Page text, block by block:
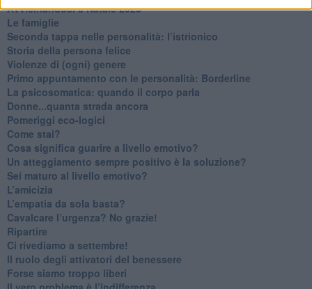
​Avvicinandoci a Natale 2023
Le famiglie
Seconda tappa nelle personalità: l’istrionico
​Storia della persona felice
Violenze di (ogni) genere
​Primo appuntamento con le personalità: Borderline
La psicosomatica: quando il corpo parla
Donne...quanta strada ancora
​Pomeriggi eco-logici
​Come stai?
Cosa significa guarire a livello emotivo?
​Un atteggiamento sempre positivo è la soluzione?
​Sei maturo al livello emotivo?
​L’amicizia
​L’empatia da sola basta?
​Cavalcare l’urgenza? No grazie!
Ripartire
​Ci rivediamo a settembre!
​Il ruolo degli attivatori del benessere
​Forse siamo troppo liberi